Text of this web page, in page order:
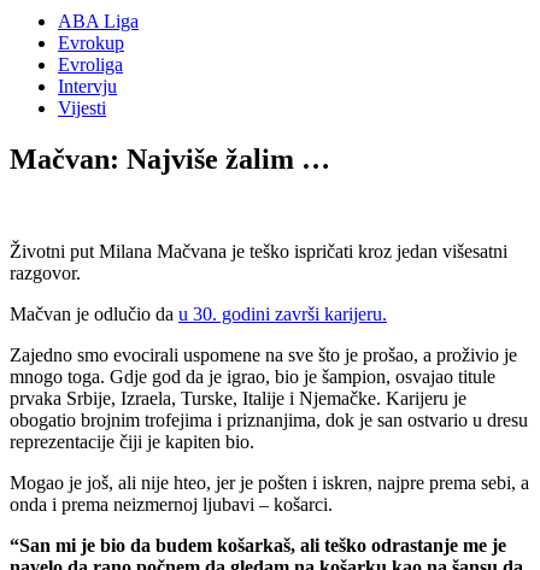
ABA Liga
Evrokup
Evroliga
Intervju
Vijesti
Mačvan: Najviše žalim …
Životni put Milana Mačvana je teško ispričati kroz jedan višesatni
razgovor.
Mačvan je odlučio da u 30. godini završi karijeru.
Zajedno smo evocirali uspomene na sve što je prošao, a proživio je
mnogo toga. Gdje god da je igrao, bio je šampion, osvajao titule
prvaka Srbije, Izraela, Turske, Italije i Njemačke. Karijeru je
obogatio brojnim trofejima i priznanjima, dok je san ostvario u dresu
reprezentacije čiji je kapiten bio.
Mogao je još, ali nije hteo, jer je pošten i iskren, najpre prema sebi, a
onda i prema neizmernoj ljubavi – košarci.
“San mi je bio da budem košarkaš, ali teško odrastanje me je